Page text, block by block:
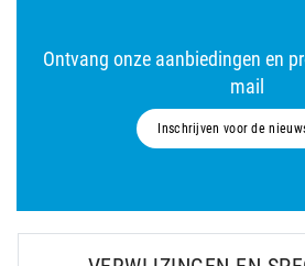
Ontvang onze aanbiedingen en
mail
Inschrijven voor de